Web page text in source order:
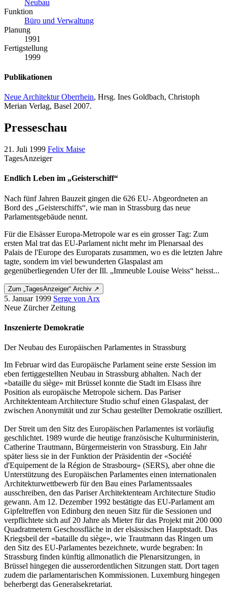
Neubau
Funktion
Büro und Verwaltung
Planung
1991
Fertigstellung
1999
Publikationen
Neue Architektur Oberrhein, Hrsg. Ines Goldbach, Christoph
Merian Verlag, Basel 2007.
Presseschau
21. Juli 1999 Felix Maise
TagesAnzeiger
Endlich Leben im „Geisterschiff“
Nach fünf Jahren Bauzeit gingen die 626 EU- Abgeordneten an
Bord des „Geisterschiffs“, wie man in Strassburg das neue
Parlamentsgebäude nennt.
Für die Elsässer Europa-Metropole war es ein grosser Tag: Zum
ersten Mal trat das EU-Parlament nicht mehr im Plenarsaal des
Palais de l'Europe des Europarats zusammen, wo es die letzten Jahre
tagte, sondern im viel bewunderten Glaspalast am
gegenüberliegenden Ufer der Ill. „Immeuble Louise Weiss“ heisst...
Zum „TagesAnzeiger“ Archiv ↗
5. Januar 1999 Serge von Arx
Neue Zürcher Zeitung
Inszenierte Demokratie
Der Neubau des Europäischen Parlamentes in Strassburg
Im Februar wird das Europäische Parlament seine erste Session im
eben fertiggestellten Neubau in Strassburg abhalten. Nach der
«bataille du siège» mit Brüssel konnte die Stadt im Elsass ihre
Position als europäische Metropole sichern. Das Pariser
Architektenteam Architecture Studio schuf einen Glaspalast, der
zwischen Anonymität und zur Schau gestellter Demokratie oszilliert.
Der Streit um den Sitz des Europäischen Parlamentes ist vorläufig
geschlichtet. 1989 wurde die heutige französische Kulturministerin,
Catherine Trautmann, Bürgermeisterin von Strassburg. Ein Jahr
später liess sie in der Funktion der Präsidentin der «Société
d'Equipement de la Région de Strasbourg» (SERS), aber ohne die
Unterstützung des Europäischen Parlamentes einen internationalen
Architekturwettbewerb für den Bau eines Parlamentssaales
ausschreiben, den das Pariser Architektenteam Architecture Studio
gewann. Am 12. Dezember 1992 bestätigte das EU-Parlament am
Gipfeltreffen von Edinburg den neuen Sitz für die Sessionen und
verpflichtete sich auf 20 Jahre als Mieter für das Projekt mit 200 000
Quadratmetern Geschossfläche in der elsässischen Hauptstadt. Das
Kriegsbeil der «bataille du siège», wie Trautmann das Ringen um
den Sitz des EU-Parlamentes bezeichnete, wurde begraben: In
Strassburg finden künftig allmonatlich die Plenarsitzungen, in
Brüssel hingegen die ausserordentlichen Sitzungen statt. Dort tagen
zudem die parlamentarischen Kommissionen. Luxemburg hingegen
beherbergt das Generalsekretariat.